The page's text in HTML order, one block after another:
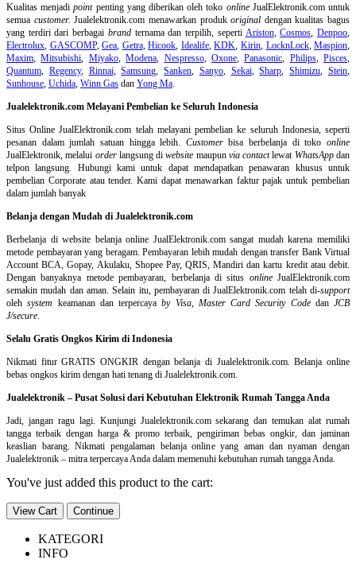
Kualitas menjadipointpenting yang diberikan oleh toko onlineJualElektronik.com untuk
semua customer. Jualelektronik.com menawarkan produkoriginal dengan kualitas bagus
yang terdiri dari berbagai brandternama dan terpilih, seperti Ariston,Cosmos,Denpoo,
Electrolux, GASCOMP,Gea, Getra,Hicook, Idealife,KDK, Kirin, LocknLock,Maspion,
Maxim,Mitsubishi, Miyako,Modena, Nespresso, Oxone,Panasonic, Philips, Pisces,
Quantum, Regency, Rinnai,Samsung,Sanken, Sanyo, Sekai,Sharp,Shimizu,Stein,
Sunhouse, Uchida, Winn Gas dan Yong Ma.
Jualelektronik.com Melayani Pembelian ke Seluruh Indonesia
Situs Online JualElektronik.com telah melayani pembelian ke seluruh Indonesia, seperti
pesanan dalam jumlah satuan hingga lebih. Customerbisa berbelanja di tokoonline
JualElektronik, melalui orderlangsung diwebsite maupun via contactlewat WhatsAppdan
telpon langsung. Hubungi kami untuk dapat mendapatkan penawaran khusus untuk
pembelian Corporate atau tender. Kami dapat menawarkan faktur pajak untuk pembelian
dalam jumlah banyak
Belanja dengan Mudah di Jualelektronik.com
Berbelanja diwebsite belanja online JualElektronik.com sangat mudah karena memiliki
metode pembayaran yang beragam. Pembayaran lebih mudah dengan transfer Bank Virtual
Account BCA, Gopay, Akulaku, Shopee Pay, QRIS, Mandiri dan kartu kredit atau debit.
Dengan banyaknya metode pembayaran, berbelanja di situs onlineJualElektronik.com
semakin mudah dan aman. Selain itu, pembayaran di JualElektronik.com telah di-support
olehsystem keamanan dan terpercayaby Visa, Master Card Security Codedan JCB
J/secure.
Selalu Gratis Ongkos Kirim di Indonesia
Nikmati fitur GRATIS ONGKIR dengan belanja di Jualelektronik.com. Belanja online
bebas ongkos kirim dengan hati tenang di Jualelektronik.com.
Jualelektronik – Pusat Solusi dari Kebutuhan Elektronik Rumah Tangga Anda
Jadi, jangan ragu lagi. Kunjungi Jualelektronik.com sekarang dan temukan alat rumah
tangga terbaik dengan harga & promo terbaik, pengiriman bebas ongkir, dan jaminan
keaslian barang. Nikmati pengalaman belanja online yang aman dan nyaman dengan
Jualelektronik – mitra terpercaya Anda dalam memenuhi kebutuhan rumah tangga Anda.
You've just added this product to the cart:
View Cart Continue
KATEGORI
INFO